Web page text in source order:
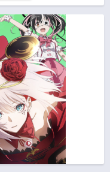
Seiken
Seiken (ITA)
Danshaku to Himitsu